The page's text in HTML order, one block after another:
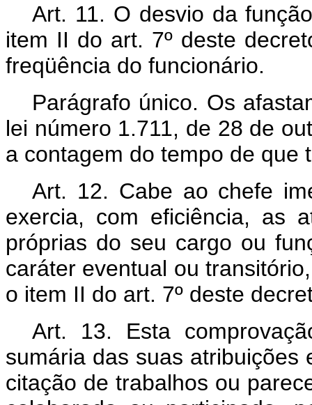
Art. 11. O desvio da
item II do art. 7º deste
freqüência do funcionário.
Parágrafo único. Os
lei número 1.711, de 28 de
a contagem do tempo de que
Art. 12. Cabe ao chefe
exercia, com eficiência, as
próprias do seu cargo ou
caráter eventual ou
o item II do art. 7º deste
Art. 13. Esta
sumária das suas atribuições
citação de trabalhos ou